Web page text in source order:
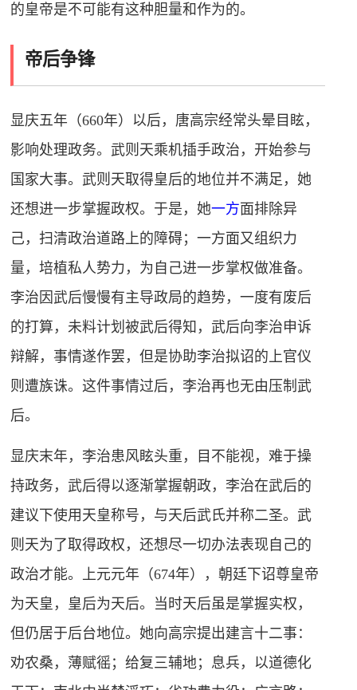
的皇帝是不可能有这种胆量和作为的。
帝后争锋
显庆五年（660年）以后，唐高宗经常头晕目眩，
影响处理政务。武则天乘机插手政治，开始参与
国家大事。武则天取得皇后的地位并不满足，她
还想进一步掌握政权。于是，她一方面排除异
己，扫清政治道路上的障碍；一方面又组织力
量，培植私人势力，为自己进一步掌权做准备。
李治因武后慢慢有主导政局的趋势，一度有废后
的打算，未料计划被武后得知，武后向李治申诉
辩解，事情遂作罢，但是协助李治拟诏的上官仪
则遭族诛。这件事情过后，李治再也无由压制武
后。
显庆末年，李治患风眩头重，目不能视，难于操
持政务，武后得以逐渐掌握朝政，李治在武后的
建议下使用天皇称号，与天后武氏并称二圣。武
则天为了取得政权，还想尽一切办法表现自己的
政治才能。上元元年（674年），朝廷下诏尊皇帝
为天皇，皇后为天后。当时天后虽是掌握实权，
但仍居于后台地位。她向高宗提出建言十二事：
劝农桑，薄赋徭；给复三辅地；息兵，以道德化